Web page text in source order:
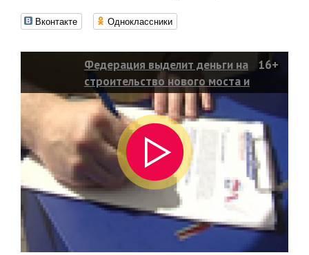
Вконтакте Одноклассники
Федерация выделит деньги на
строительство нового моста и
онкоцентра
16+